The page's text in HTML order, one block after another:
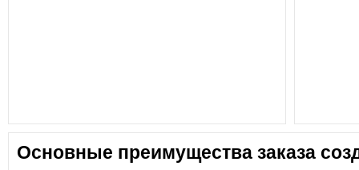
Основные преимущества заказа